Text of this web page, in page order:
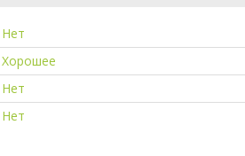
Нет
Хорошее
Нет
Нет